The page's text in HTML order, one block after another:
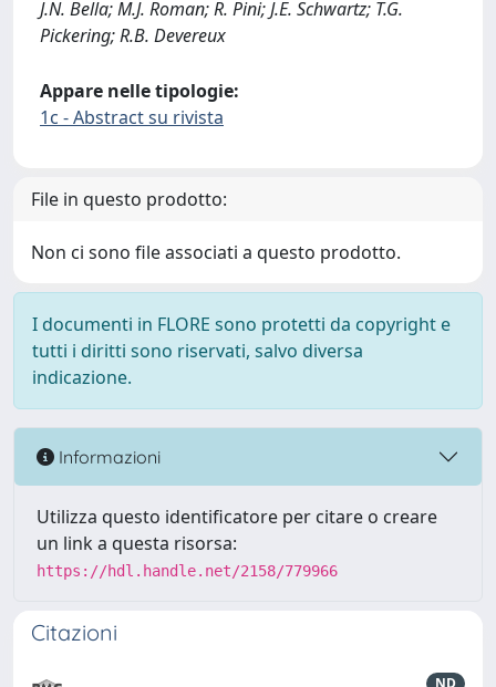
J.N. Bella; M.J. Roman; R. Pini; J.E. Schwartz; T.G.
Pickering; R.B. Devereux
Appare nelle tipologie:
1c - Abstract su rivista
File in questo prodotto:
Non ci sono file associati a questo prodotto.
I documenti in FLORE sono protetti da copyright e
tutti i diritti sono riservati, salvo diversa
indicazione.
Informazioni
Utilizza questo identificatore per citare o creare
un link a questa risorsa:
https://hdl.handle.net/2158/779966
Citazioni